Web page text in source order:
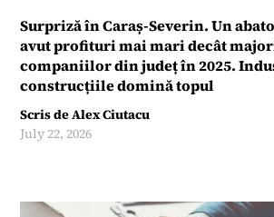
Surpriză în Caraș-Severin. Un
avut profituri mai mari decât
companiilor din județ în 2025.
construcțiile domină topul
Scris deAlex Ciutacu
July 22, 2026